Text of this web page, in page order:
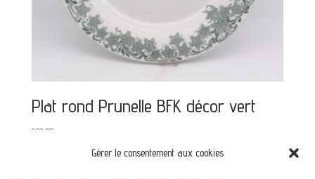
Gérer le consentement aux cookies
Plat rond Prunelle BFK décor vert
€22,00